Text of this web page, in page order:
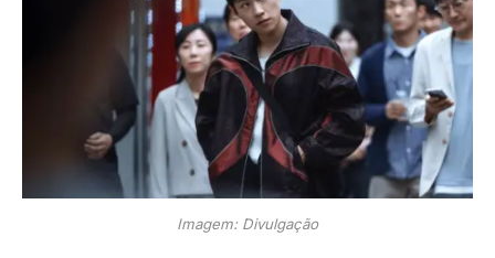
Imagem: Divulgação